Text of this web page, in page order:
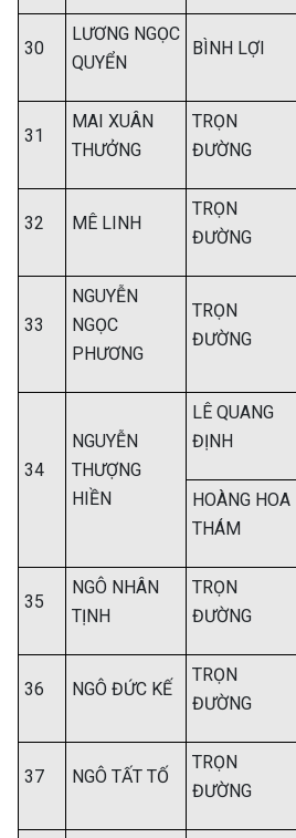
30
LƯƠNG NGỌC
QUYỂN
BÌNH LỢI
31
MAI XUÂN
THƯỞNG
TRỌN
ĐƯỜNG
32 MÊ LINH
TRỌN
ĐƯỜNG
33
NGUYỄN
NGỌC
PHƯƠNG
TRỌN
ĐƯỜNG
34
NGUYỄN
THƯỢNG
HIỀN
LÊ QUANG
ĐỊNH
HOÀNG HOA
THÁM
35
NGÔ NHÂN
TỊNH
TRỌN
ĐƯỜNG
36 NGÔ ĐỨC KẾ
TRỌN
ĐƯỜNG
37 NGÔ TẤT TỐ
TRỌN
ĐƯỜNG